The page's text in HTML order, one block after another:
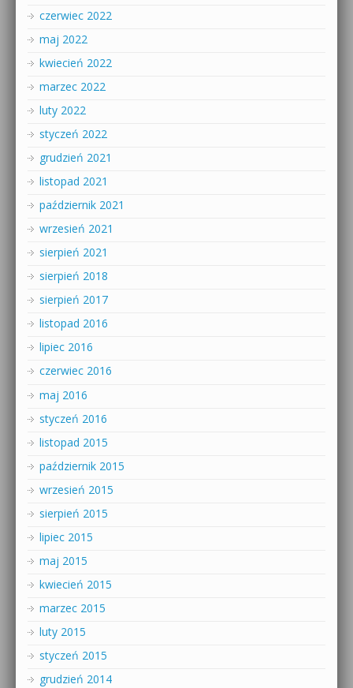
czerwiec 2022
maj 2022
kwiecień 2022
marzec 2022
luty 2022
styczeń 2022
grudzień 2021
listopad 2021
październik 2021
wrzesień 2021
sierpień 2021
sierpień 2018
sierpień 2017
listopad 2016
lipiec 2016
czerwiec 2016
maj 2016
styczeń 2016
listopad 2015
październik 2015
wrzesień 2015
sierpień 2015
lipiec 2015
maj 2015
kwiecień 2015
marzec 2015
luty 2015
styczeń 2015
grudzień 2014